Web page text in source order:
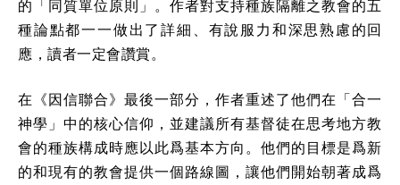
的「同質單位原則」。作者對支持種族隔離之教會的五
種論點都一一做出了詳細、有說服力和深思熟慮的回
應，讀者一定會讚賞。
在《因信聯合》最後一部分，作者重述了他們在「合一
神學」中的核心信仰，並建議所有基督徒在思考地方教
會的種族構成時應以此爲基本方向。他們的目標是爲新
的和現有的教會提供一個路線圖，讓他們開始朝著成爲